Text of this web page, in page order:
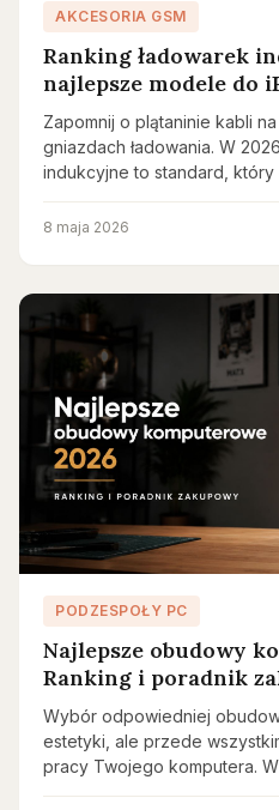
AKCESORIA GSM
Ranking ładowarek
najlepsze modele do
Zapomnij o plątaninie kabli
gniazdach ładowania. W
indukcyjne to standard,
8 maja 2026
PODZESPOŁY PC
Najlepsze obudowy
Ranking i poradnik
Wybór odpowiedniej
estetyki, ale przede
pracy Twojego komputera.